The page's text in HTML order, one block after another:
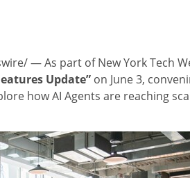
— As part of New York Tech
Update” on June 3,
how AI Agents are reaching